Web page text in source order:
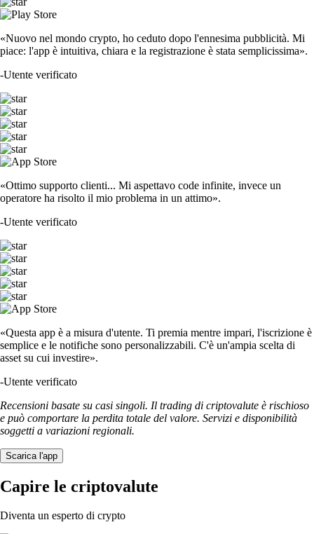
«Nuovo nel mondo crypto, ho ceduto dopo l'ennesima pubblicità. Mi
piace: l'app è intuitiva, chiara e la registrazione è stata semplicissima».
-Utente verificato
«Ottimo supporto clienti... Mi aspettavo code infinite, invece un
operatore ha risolto il mio problema in un attimo».
-Utente verificato
«Questa app è a misura d'utente. Ti premia mentre impari, l'iscrizione è
semplice e le notifiche sono personalizzabili. C'è un'ampia scelta di
asset su cui investire».
-Utente verificato
Recensioni basate su casi singoli. Il trading di criptovalute è rischioso
e può comportare la perdita totale del valore. Servizi e disponibilità
soggetti a variazioni regionali.
Scarica l'app
Capire le criptovalute
Diventa un esperto di crypto